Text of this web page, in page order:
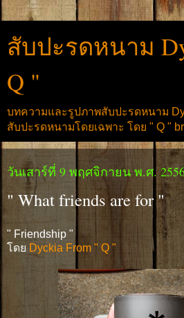
สับปะรดหนาม
Q "
บทความและรูปภาพสับปะรดหนาม
สับปะรดหนามโดยเฉพาะ โดย " Q "
วันเสาร์ที่ 9 พฤศจิกายน พ.ศ.
" What friends are for "
" Friendship "
โดย Dyckia From " Q "